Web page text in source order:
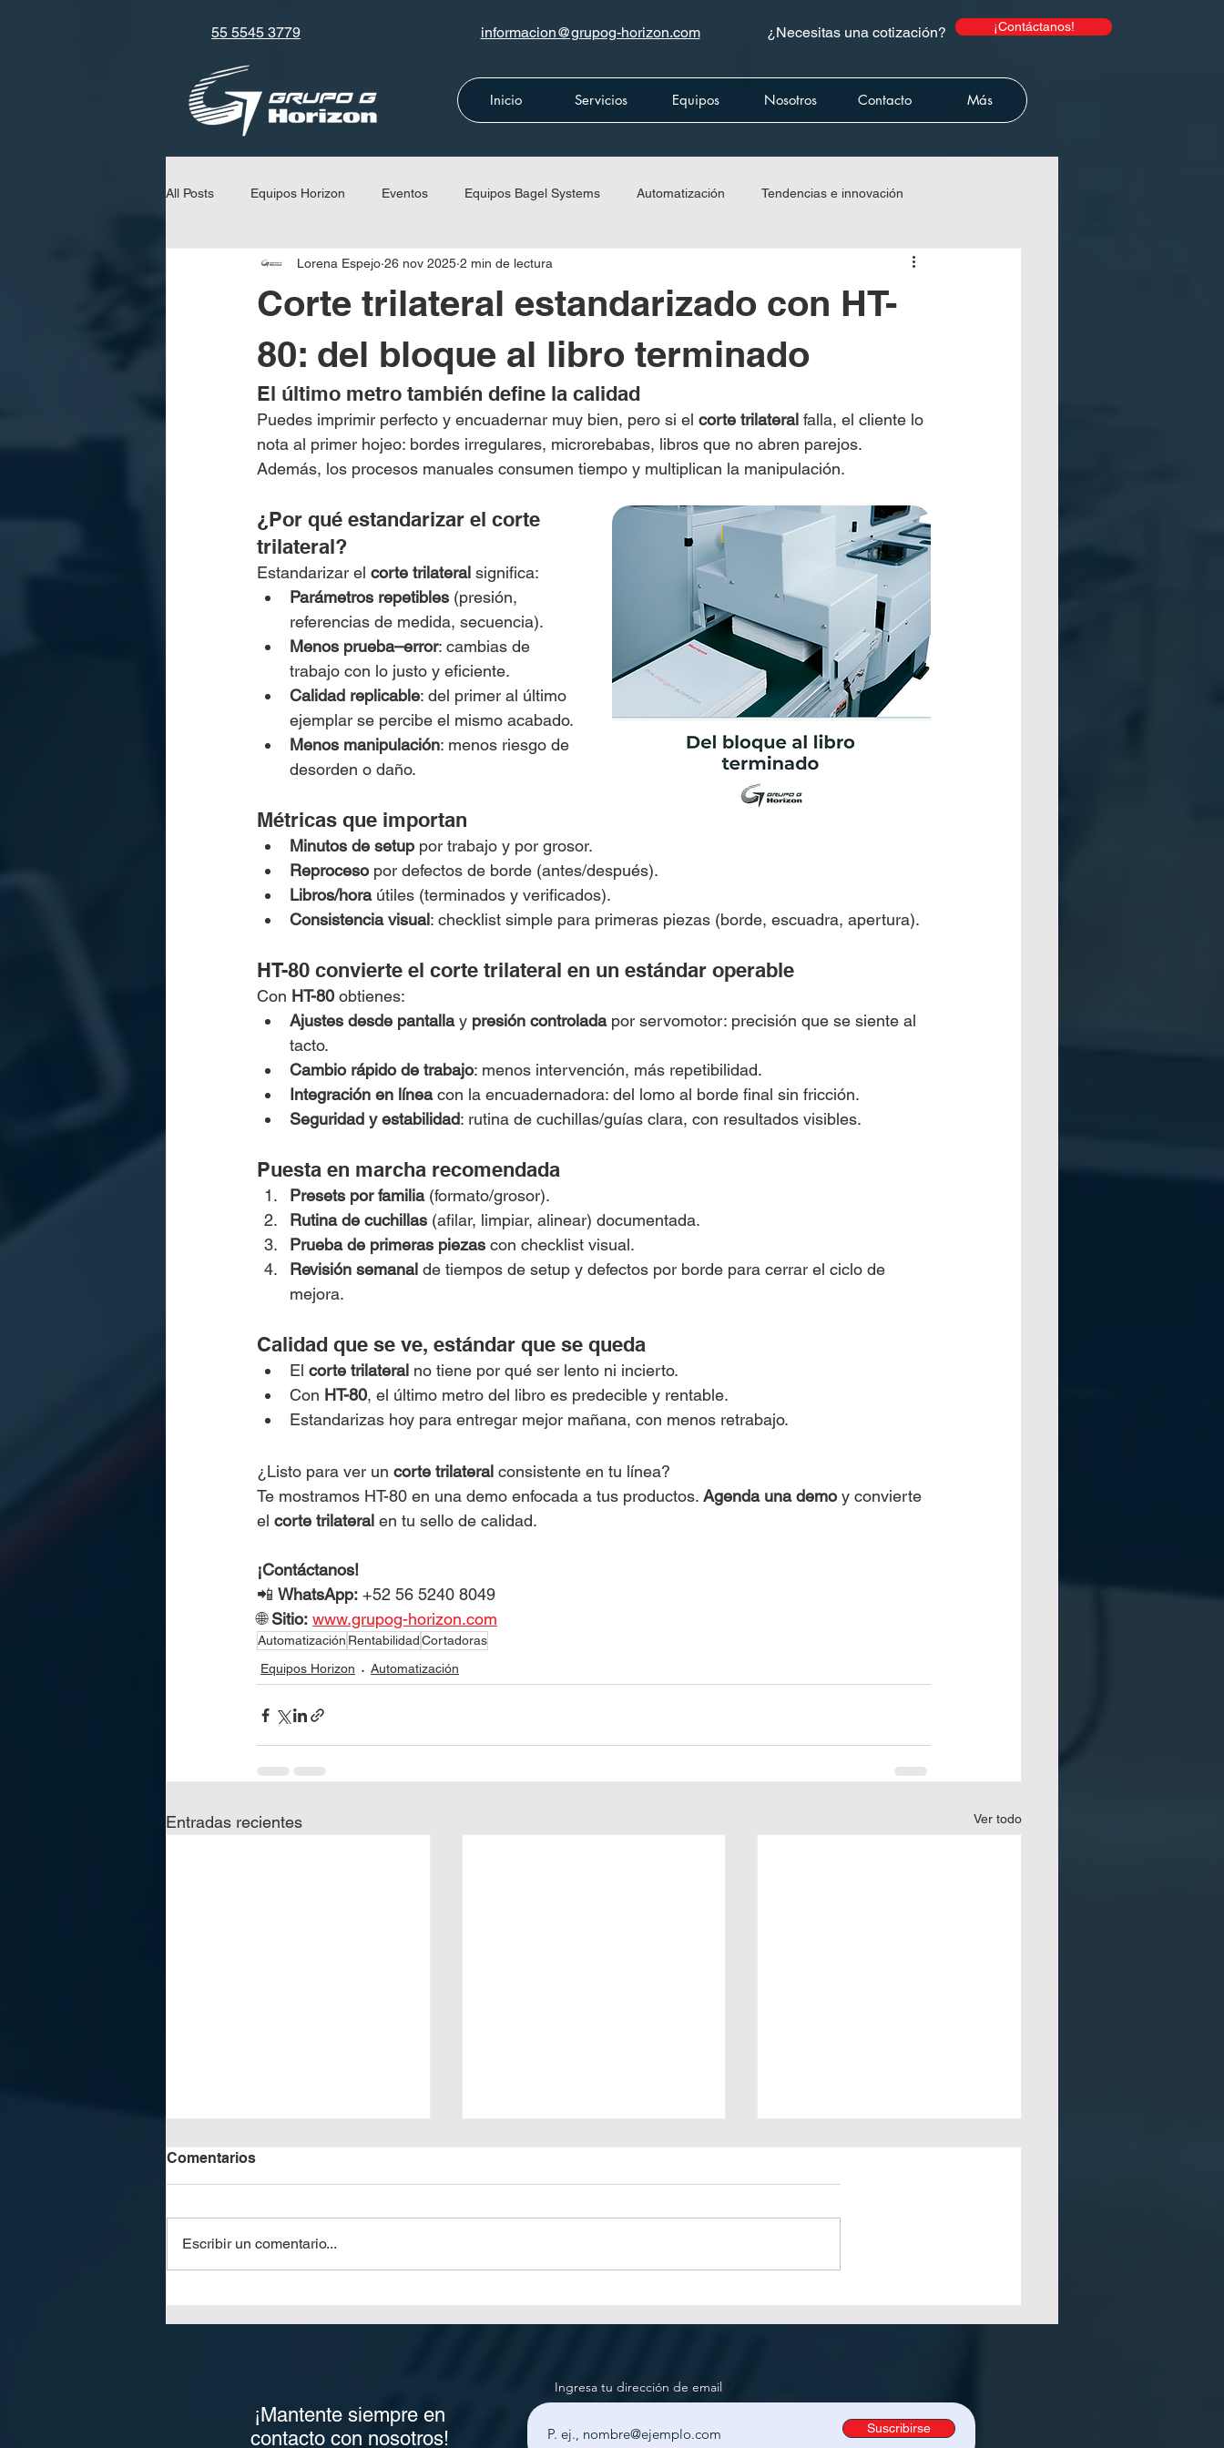
55 5545 3779 informacion@grupog-horizon.com ¿Necesitas una cotización? ¡Contáctanos!
Inicio Servicios Equipos Nosotros Contacto Más
All Posts Equipos Horizon Eventos Equipos Bagel Systems Automatización Tendencias e innovación
Consejos y Tips Equipos Uchida Equipos CMC
Corte trilateral estandarizado con HT-
80: del bloque al libro terminado
Lorena Espejo 26 nov 2025 2 min de lectura
El último metro también define la calidad
Puedes imprimir perfecto y encuadernar muy bien, pero si el corte trilateral falla, el cliente lo
nota al primer hojeo: bordes irregulares, microrebabas, libros que no abren parejos.
Además, los procesos manuales consumen tiempo y multiplican la manipulación.
¿Por qué estandarizar el corte
trilateral?
Estandarizar el corte trilateral significa:
Parámetros repetibles (presión,
referencias de medida, secuencia).
Menos prueba–error: cambias de
trabajo con lo justo y eficiente.
Calidad replicable: del primer al último
ejemplar se percibe el mismo acabado.
Menos manipulación: menos riesgo de
desorden o daño.
Métricas que importan
Minutos de setup por trabajo y por grosor.
Reproceso por defectos de borde (antes/después).
Libros/hora útiles (terminados y verificados).
Consistencia visual: checklist simple para primeras piezas (borde, escuadra, apertura).
HT-80 convierte el corte trilateral en un estándar operable
Con HT-80 obtienes:
Ajustes desde pantalla y presión controlada por servomotor: precisión que se siente al
tacto.
Cambio rápido de trabajo: menos intervención, más repetibilidad.
Integración en línea con la encuadernadora: del lomo al borde final sin fricción.
Seguridad y estabilidad: rutina de cuchillas/guías clara, con resultados visibles.
Puesta en marcha recomendada
Presets por familia (formato/grosor).
Rutina de cuchillas (afilar, limpiar, alinear) documentada.
Prueba de primeras piezas con checklist visual.
Revisión semanal de tiempos de setup y defectos por borde para cerrar el ciclo de
mejora.
Calidad que se ve, estándar que se queda
El corte trilateral no tiene por qué ser lento ni incierto.
Con HT-80, el último metro del libro es predecible y rentable.
Estandarizas hoy para entregar mejor mañana, con menos retrabajo.
¿Listo para ver un corte trilateral consistente en tu línea?
Te mostramos HT-80 en una demo enfocada a tus productos. Agenda una demo y convierte
el corte trilateral en tu sello de calidad.
¡Contáctanos!
📲 WhatsApp: +52 56 5240 8049
🌐 Sitio: www.grupog-horizon.com
Automatización RentabilidadCortadoras
Equipos Horizon
Automatización
Entradas recientes Ver todo
Comentarios
Escribir un comentario...
¡Mantente siempre en
contacto con nosotros!
Ingresa tu dirección de email
Suscribirse